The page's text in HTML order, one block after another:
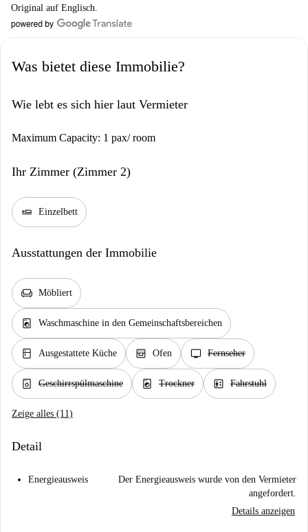
Original auf Englisch.
Was bietet diese Immobilie?
Wie lebt es sich hier laut Vermieter
Maximum Capacity: 1 pax/ room
Ihr Zimmer (Zimmer 2)
airline_seat_flat Einzelbett
Ausstattungen der Immobilie
chair Möbliert
local_laundry_service Waschmaschine in den Gemeinschaftsbereichen
kitchen Ausgestattete Küche oven_gen Ofen tv Fernseher
dishwasher_gen Geschirrspülmaschine local_laundry_service Trockner elevator Fahrstuhl
Zeige alles (11)
Detail
Energieausweis
Der Energieausweis wurde von den Vermieter
angefordert.
Details anzeigen